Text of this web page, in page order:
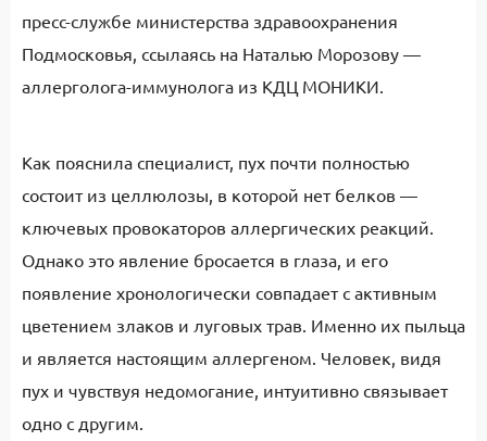
пресс-службе министерства здравоохранения
Подмосковья, ссылаясь на Наталью Морозову —
аллерголога-иммунолога из КДЦ МОНИКИ.
Как пояснила специалист, пух почти полностью
состоит из целлюлозы, в которой нет белков —
ключевых провокаторов аллергических реакций.
Однако это явление бросается в глаза, и его
появление хронологически совпадает с активным
цветением злаков и луговых трав. Именно их пыльца
и является настоящим аллергеном. Человек, видя
пух и чувствуя недомогание, интуитивно связывает
одно с другим.